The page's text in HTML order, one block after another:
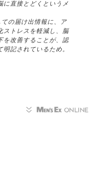
に直接とどくというメ
の届け出情報に、ア
ストレスを軽減し、脳
を改善することが、認
記されているため。